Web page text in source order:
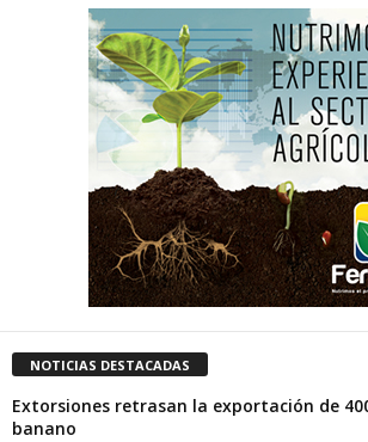
NOTICIAS DESTACADAS
Extorsiones retrasan la exportación de
banano